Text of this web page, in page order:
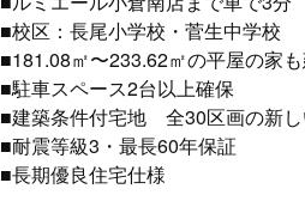
■校区：長尾小学校・菅生中学校
■181.08㎡〜233.62㎡の平屋の家
■駐車スペース2台以上確保
■建築条件付宅地 全30区画の新
■耐震等級3・最長60年保証
■長期優良住宅仕様